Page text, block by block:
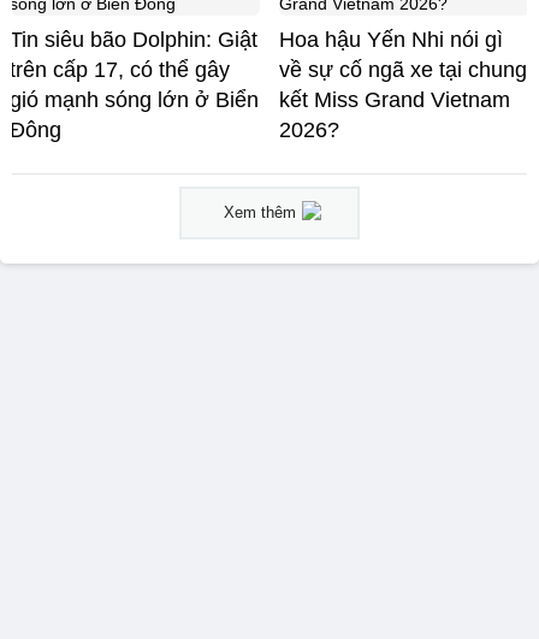
Tin siêu bão Dolphin: Giật
trên cấp 17, có thể gây
gió mạnh sóng lớn ở Biển
Đông
Hoa hậu Yến Nhi nói gì
về sự cố ngã xe tại chung
kết Miss Grand Vietnam
2026?
Xem thêm